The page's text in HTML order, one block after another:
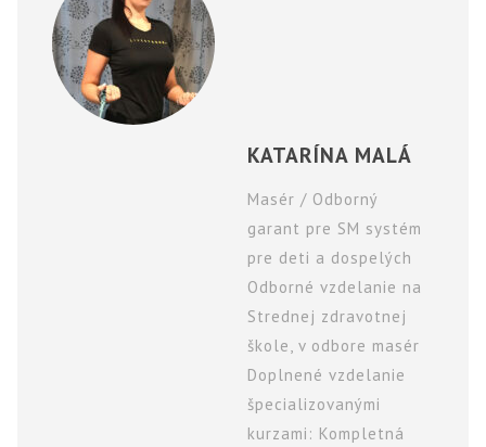
KATARÍNA MALÁ
Masér / Odborný
garant pre SM systém
pre deti a dospelých
Odborné vzdelanie na
Strednej zdravotnej
škole, v odbore masér
Doplnené vzdelanie
špecializovanými
kurzami: Kompletná